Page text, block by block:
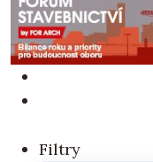
Filtry